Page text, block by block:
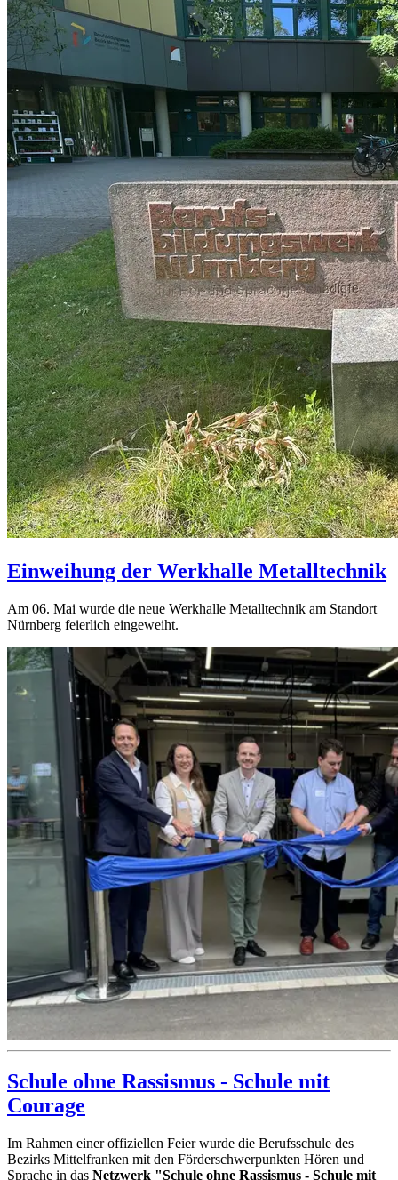
Einweihung der Werkhalle Metalltechnik
Am 06. Mai wurde die neue Werkhalle Metalltechnik am Standort
Nürnberg feierlich eingeweiht.
Schule ohne Rassismus - Schule mit
Courage
Im Rahmen einer offiziellen Feier wurde die Berufsschule des
Bezirks Mittelfranken mit den Förderschwerpunkten Hören und
Sprache in das Netzwerk "Schule ohne Rassismus - Schule mit